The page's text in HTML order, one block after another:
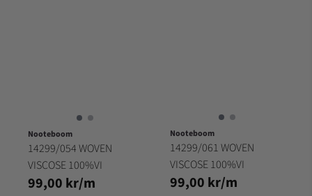
Nooteboom
14299/054 WOVEN
VISCOSE 100%VI
99,00 kr/m
Nooteboom
14299/061 WOVEN
VISCOSE 100%VI
99,00 kr/m